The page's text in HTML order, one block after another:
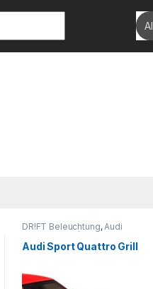
DR!FT Beleuchtung,Audi
Scheinwerfer/Grills
Audi Sport Quattro Grill